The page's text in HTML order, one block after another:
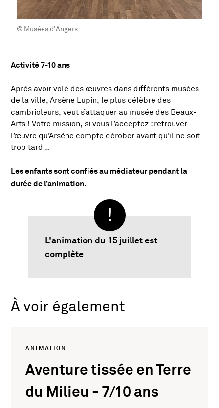
© Musées d'Angers
Présentation de l'activité
Activité 7-10 ans
Après avoir volé des œuvres dans différents musées
de la ville, Arsène Lupin, le plus célèbre des
cambrioleurs, veut s’attaquer au musée des Beaux-
Arts ! Votre mission, si vous l’acceptez : retrouver
l’œuvre qu’Arsène compte dérober avant qu’il ne soit
trop tard…
Les enfants sont confiés au médiateur pendant la
durée de l’animation.
L'animation du 15 juillet est
complète
À voir également
ANIMATION
Aventure tissée en Terre
du Milieu - 7/10 ans